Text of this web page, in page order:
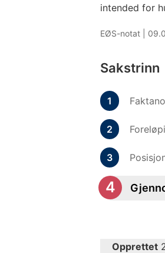
intended for
EØS-notat |
Sakstrinn
Opprettet